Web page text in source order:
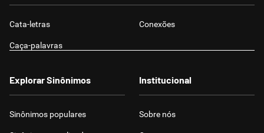
Cata-letras Conexões
Caça-palavras
Explorar Sinônimos
Sinônimos populares
Institucional
Sobre nós